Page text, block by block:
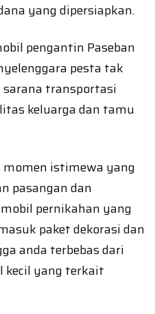
yang dipersiapkan.
pengantin Paseban
pesta tak
transportasi
keluarga dan tamu
momen istimewa yang
pasangan dan
pernikahan yang
paket dekorasi dan
anda terbebas dari
kecil yang terkait